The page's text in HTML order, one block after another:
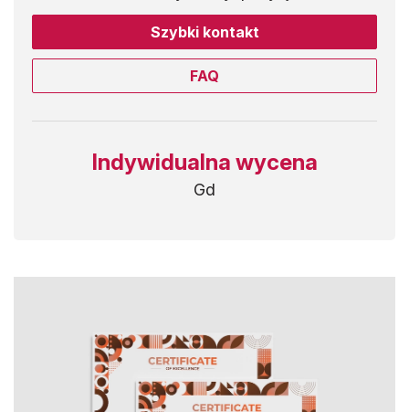
Szybki kontakt
FAQ
Indywidualna wycena
Gd